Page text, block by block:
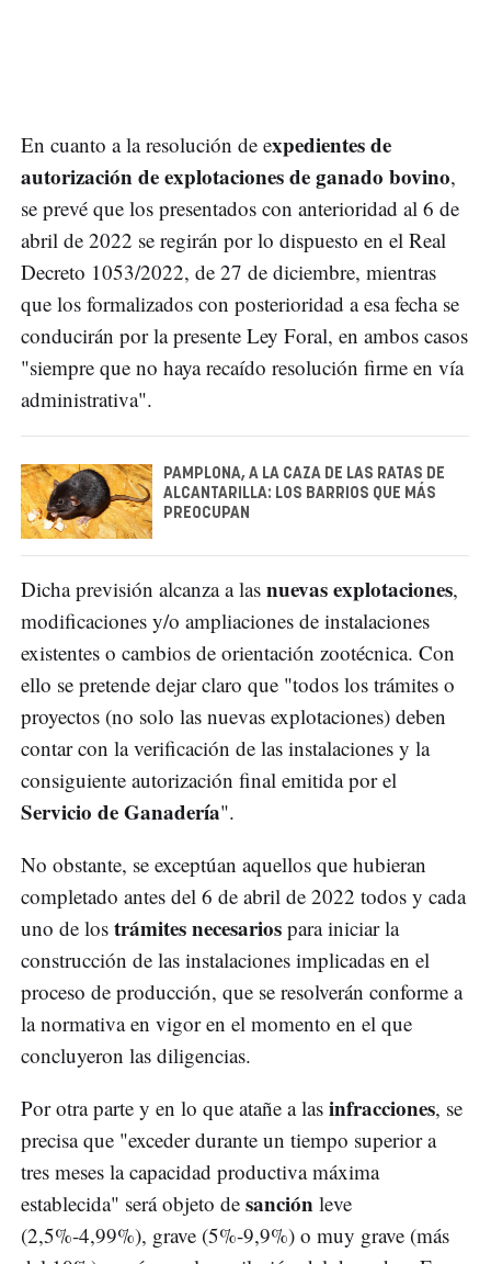
En cuanto a la resolución de expedientes de
autorización de explotaciones de ganado bovino,
se prevé que los presentados con anterioridad al 6 de
abril de 2022 se regirán por lo dispuesto en el Real
Decreto 1053/2022, de 27 de diciembre, mientras
que los formalizados con posterioridad a esa fecha se
conducirán por la presente Ley Foral, en ambos casos
"siempre que no haya recaído resolución firme en vía
administrativa".
PAMPLONA, A LA CAZA DE LAS RATAS DE
ALCANTARILLA: LOS BARRIOS QUE MÁS
PREOCUPAN
Dicha previsión alcanza a las nuevas explotaciones,
modificaciones y/o ampliaciones de instalaciones
existentes o cambios de orientación zootécnica. Con
ello se pretende dejar claro que "todos los trámites o
proyectos (no solo las nuevas explotaciones) deben
contar con la verificación de las instalaciones y la
consiguiente autorización final emitida por el
Servicio de Ganadería".
No obstante, se exceptúan aquellos que hubieran
completado antes del 6 de abril de 2022 todos y cada
uno de los trámites necesarios para iniciar la
construcción de las instalaciones implicadas en el
proceso de producción, que se resolverán conforme a
la normativa en vigor en el momento en el que
concluyeron las diligencias.
Por otra parte y en lo que atañe a las infracciones, se
precisa que "exceder durante un tiempo superior a
tres meses la capacidad productiva máxima
establecida" será objeto de sanción leve
(2,5%-4,99%), grave (5%-9,9%) o muy grave (más